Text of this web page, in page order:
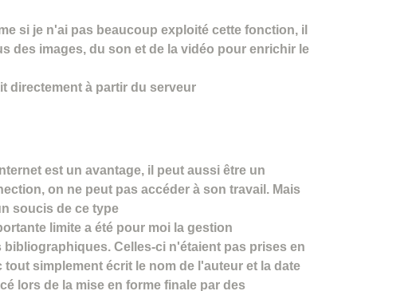
si je n'ai pas beaucoup exploité cette fonction, il
des images, du son et de la vidéo pour enrichir le
directement à partir du serveur
est un avantage, il peut aussi être un
on ne peut pas accéder à son travail. Mais
soucis de ce type
limite a été pour moi la gestion
Celles-ci n'étaient pas prises en
simplement écrit le nom de l'auteur et la date
lors de la mise en forme finale par des